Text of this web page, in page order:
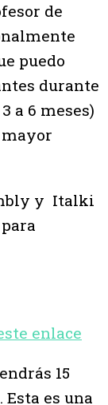
de
puedo
durante
a 6 meses)
y Italki
enlace
15
es una